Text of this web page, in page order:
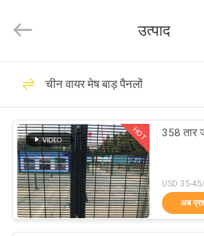
उत्पादों
हमारे
बारे
MFG
Rights
विस्तारित धातु
उत्पाद
चीन वायर मेष बाड़ पैनलों
HOT 358 तार
USD 35-
अब